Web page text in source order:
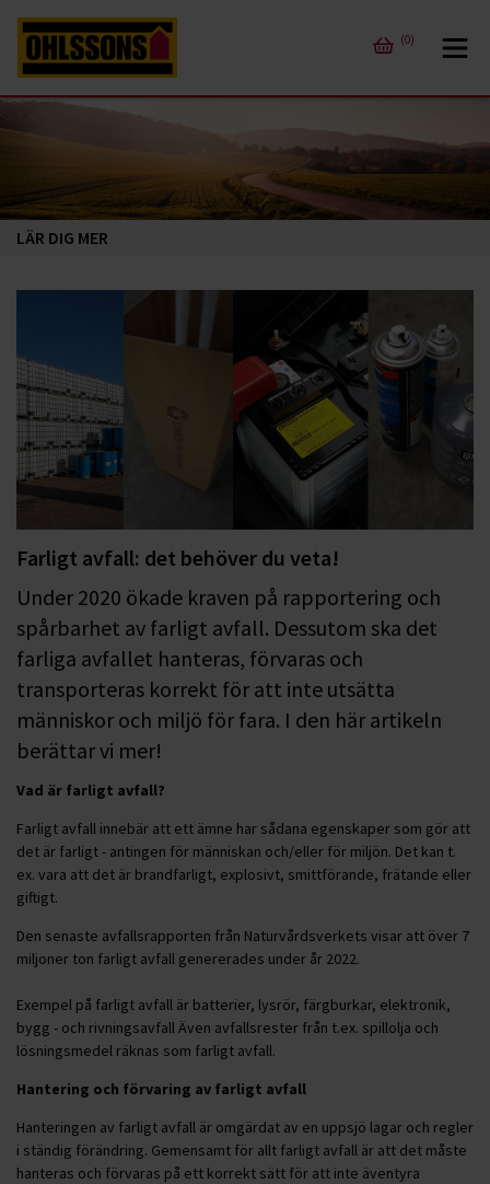
(0)
LÄR DIG MER
Farligt avfall: det behöver du veta!
Under 2020 ökade kraven på rapportering och
spårbarhet av farligt avfall. Dessutom ska det
farliga avfallet hanteras, förvaras och
transporteras korrekt för att inte utsätta
människor och miljö för fara. I den här artikeln
berättar vi mer!
Vad är farligt avfall?
Farligt avfall innebär att ett ämne har sådana egenskaper som gör att
det är farligt - antingen för människan och/eller för miljön. Det kan t.
ex. vara att det är brandfarligt, explosivt, smittförande, frätande eller
giftigt.
Den senaste avfallsrapporten från Naturvårdsverkets visar att över 7
miljoner ton farligt avfall genererades under år 2022.
Exempel på farligt avfall är batterier, lysrör, färgburkar, elektronik,
bygg - och rivningsavfall Även avfallsrester från t.ex. spillolja och
lösningsmedel räknas som farligt avfall.
Hantering och förvaring av farligt avfall
Hanteringen av farligt avfall är omgärdat av en uppsjö lagar och regler
i ständig förändring. Gemensamt för allt farligt avfall är att det måste
hanteras och förvaras på ett korrekt sätt för att inte äventyra